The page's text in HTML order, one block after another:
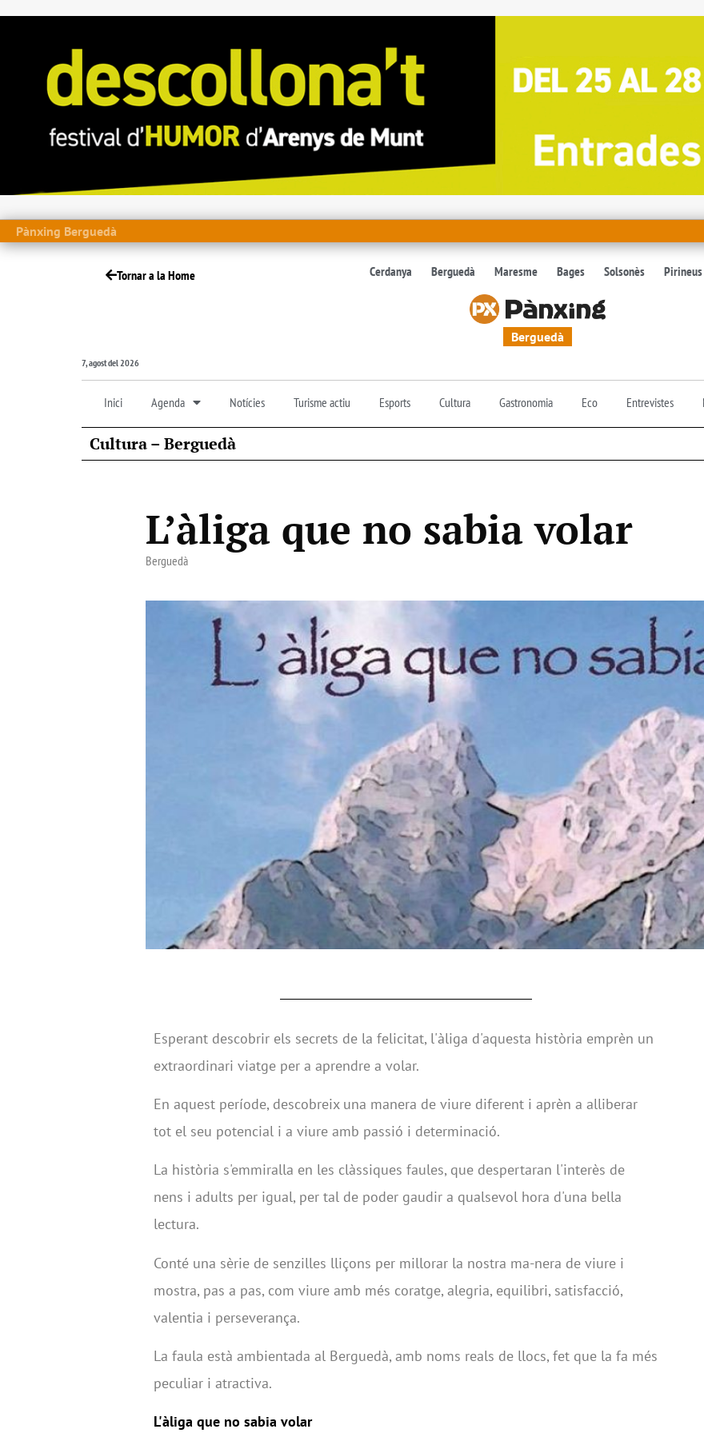
Pànxing Berguedà
Tornar a la Home Cerdanya Berguedà Maresme Bages Solsonès Pirineus
Berguedà
7, agost del 2026
Inici Agenda Notícies Turisme actiu Esports Cultura Gastronomia Eco Entrevistes
Cultura – Berguedà
L’àliga que no sabia volar
Berguedà
Esperant descobrir els secrets de la felicitat, l'àliga d'aquesta història emprèn un
extraordinari viatge per a aprendre a volar.
En aquest període, descobreix una manera de viure diferent i aprèn a alliberar
tot el seu potencial i a viure amb passió i determinació.
La història s'emmiralla en les clàssiques faules, que despertaran l'interès de
nens i adults per igual, per tal de poder gaudir a qualsevol hora d'una bella
lectura.
Conté una sèrie de senzilles lliçons per millorar la nostra ma-nera de viure i
mostra, pas a pas, com viure amb més coratge, alegria, equilibri, satisfacció,
valentia i perseverança.
La faula està ambientada al Berguedà, amb noms reals de llocs, fet que la fa més
peculiar i atractiva.
L'àliga que no sabia volar